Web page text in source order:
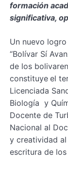
formación
significativa,
Un nuevo
“Bolívar Sí
de los
constituye el
Licenciada
Biología y
Docente de
Nacional al
y creatividad
escritura de